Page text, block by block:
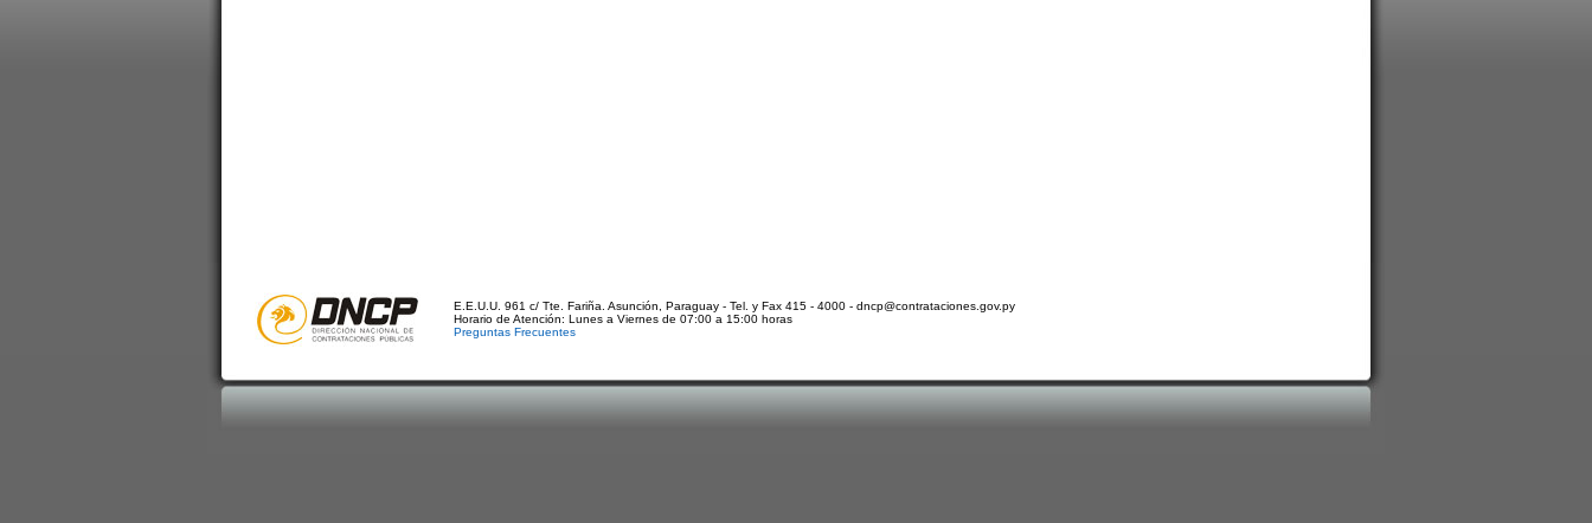
E.E.U.U. 961 c/ Tte. Fariña. Asunción, Paraguay - Tel. y Fax 415 - 4000 - dncp@contrataciones.gov.py
Horario de Atención: Lunes a Viernes de 07:00 a 15:00 horas
Preguntas Frecuentes